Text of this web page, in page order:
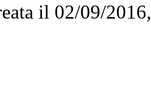
il 02/09/